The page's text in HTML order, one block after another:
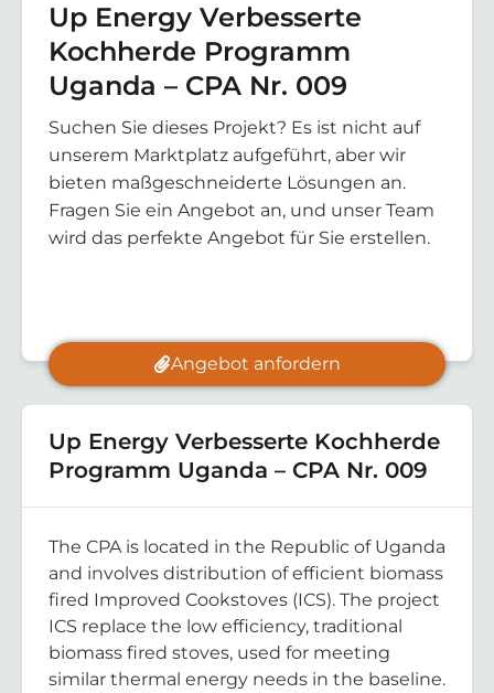
Up Energy Verbesserte
Kochherde Programm
Uganda – CPA Nr. 009
Suchen Sie dieses Projekt? Es ist nicht auf
unserem Marktplatz aufgeführt, aber wir
bieten maßgeschneiderte Lösungen an.
Fragen Sie ein Angebot an, und unser Team
wird das perfekte Angebot für Sie erstellen.
Angebot anfordern
Up Energy Verbesserte Kochherde
Programm Uganda – CPA Nr. 009
The CPA is located in the Republic of Uganda
and involves distribution of efficient biomass
fired Improved Cookstoves (ICS). The project
ICS replace the low efficiency, traditional
biomass fired stoves, used for meeting
similar thermal energy needs in the baseline.